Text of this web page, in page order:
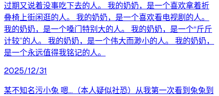
过期又说着没事吃下去的人。 我的奶奶，是一个喜欢拿着折
叠椅上街闲逛的人。 我的奶奶，是一个喜欢看电视剧的人。
我的奶奶，是一个嗓门特别大的人。 我的奶奶，是一个“斤斤
计较”的人。 我的奶奶，是一个伟大而渺小的人。 我的奶奶，
是一个永远值得我铭记的人。
2025/12/31
某不知名污小兔 嗯...（本人疑似社恐）从我第一次看到兔兔到